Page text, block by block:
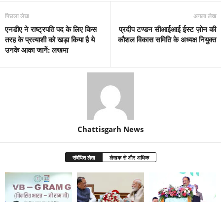
पिछला लेख
एनडीए ने राष्ट्रपति पद के लिए किस
तरह के प्रत्याशी को खड़ा किया है ये
उनके आका जानें: लखमा
अगला लेख
प्रदीप टण्डन सीआईआई ईस्ट ज़ोन की
कौशल विकास समिति के अध्यक्ष नियुक्त
Chattisgarh News
संबंधित लेख लेखक से और अधिक